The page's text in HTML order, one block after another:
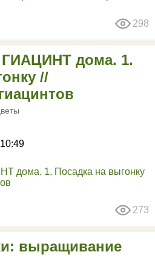
298
ГИАЦИНТ дома. 1.
//
273
выращивание